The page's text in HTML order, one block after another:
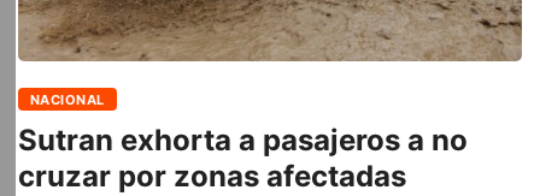
NACIONAL
Sutran exhorta a pasajeros a no
cruzar por zonas afectadas